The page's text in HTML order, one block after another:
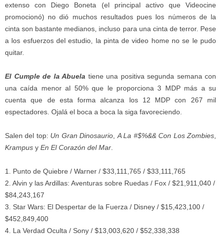
extenso con Diego Boneta (el principal activo que Videocine
promocionó) no dió muchos resultados pues los números de la
cinta son bastante medianos, incluso para una cinta de terror. Pese
a los esfuerzos del estudio, la pinta de video home no se le pudo
quitar.
El Cumple de la Abuela tiene una positiva segunda semana con
una caída menor al 50% que le proporciona 3 MDP más a su
cuenta que de esta forma alcanza los 12 MDP con 267 mil
espectadores. Ojalá el boca a boca la siga favoreciendo.
Salen del top: Un Gran Dinosaurio A La #$%&& Con Los Zombies
Krampus y En El Corazón del Mar
1. Punto de Quiebre / Warner / $33,111,765 / $33,111,765
2. Alvin y las Ardillas: Aventuras sobre Ruedas / Fox / $21,911,040 /
$84,243,167
3. Star Wars: El Despertar de la Fuerza / Disney / $15,423,100 /
$452,849,400
4. La Verdad Oculta / Sony / $13,003,620 / $52,338,338